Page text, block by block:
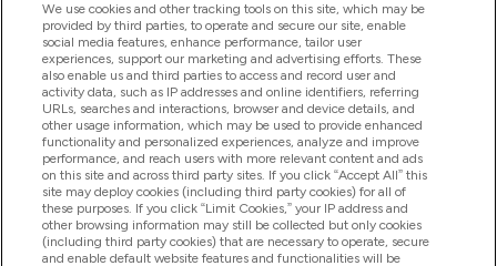
Produtos
Informação
Fidelidade E Recompensas
We use cookies and other tracking tools on this site, which may be
provided by third parties, to operate and secure our site, enable
social media features, enhance performance, tailor user
experiences, support our marketing and advertising efforts. These
also enable us and third parties to access and record user and
activity data, such as IP addresses and online identifiers, referring
URLs, searches and interactions, browser and device details, and
other usage information, which may be used to provide enhanced
functionality and personalized experiences, analyze and improve
performance, and reach users with more relevant content and ads
on this site and across third party sites. If you click “Accept All” this
site may deploy cookies (including third party cookies) for all of
these purposes. If you click “Limit Cookies,” your IP address and
other browsing information may still be collected but only cookies
(including third party cookies) that are necessary to operate, secure
and enable default website features and functionalities will be